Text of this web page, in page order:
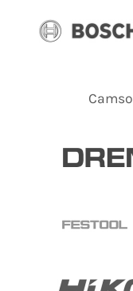
Camso